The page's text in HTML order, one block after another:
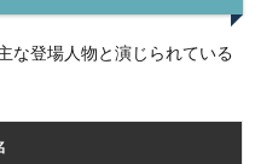
な登場人物と演じられている